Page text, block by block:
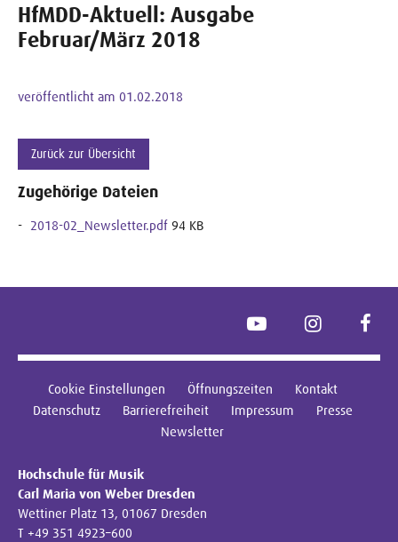
HfMDD-Aktuell: Ausgabe
Februar/März 2018
veröffentlicht am 01.02.2018
Zurück zur Übersicht
Zugehörige Dateien
2018-02_Newsletter.pdf 94 KB
YouTube Instagram
Cookie Einstellungen Öffnungszeiten
Kontakt
Datenschutz
Barrierefreiheit Impressum
Presse
Newsletter
Hochschule für Musik
Carl Maria von Weber Dresden
Wettiner Platz 13, 01067 Dresden
T +49 351 4923–600